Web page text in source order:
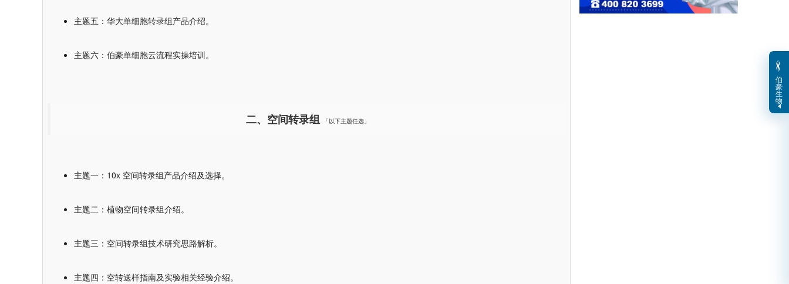
主题五：华大单细胞转录组产品介绍。
主题六：伯豪单细胞云流程实操培训。
二、空间转录组 「以下主题任选」
主题一：10x 空间转录组产品介绍及选择。
主题二：植物空间转录组介绍。
主题三：空间转录组技术研究思路解析。
主题四：空转送样指南及实验相关经验介绍。
伯
豪
生
物